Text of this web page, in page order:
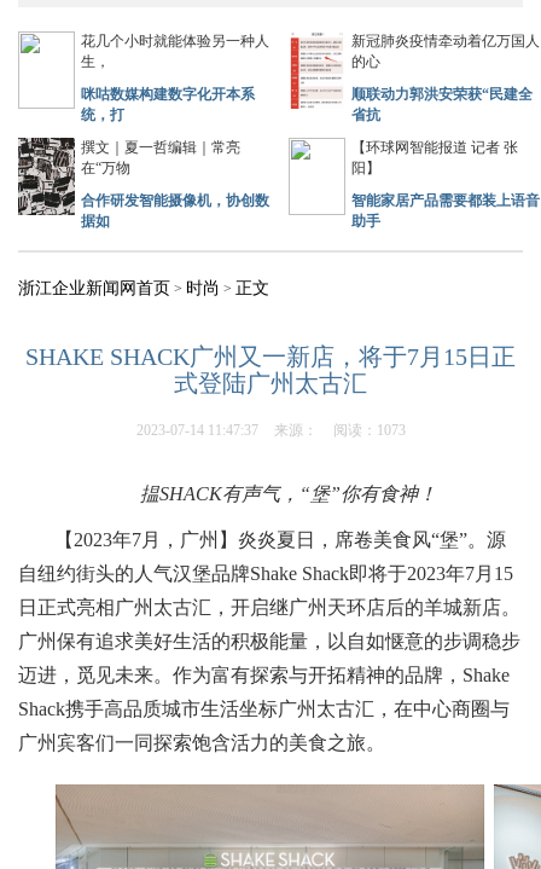
花几个小时就能体验另一种人
生，
咪咕数媒构建数字化开本系
统，打
新冠肺炎疫情牵动着亿万国人
的心
顺联动力郭洪安荣获“民建全
省抗
撰文｜夏一哲编辑｜常亮
在“万物
合作研发智能摄像机，协创数
据如
【环球网智能报道 记者 张
阳】
智能家居产品需要都装上语音
助手
浙江企业新闻网首页 > 时尚 > 正文
SHAKE SHACK广州又一新店，将于7月15日正
式登陆广州太古汇
2023-07-14 11:47:37 来源： 阅读：1073
揾SHACK有声气，“堡”你有食神！
【2023年7月，广州】炎炎夏日，席卷美食风“堡”。源
自纽约街头的人气汉堡品牌Shake Shack即将于2023年7月15
日正式亮相广州太古汇，开启继广州天环店后的羊城新店。
广州保有追求美好生活的积极能量，以自如惬意的步调稳步
迈进，觅见未来。作为富有探索与开拓精神的品牌，Shake
Shack携手高品质城市生活坐标广州太古汇，在中心商圈与
广州宾客们一同探索饱含活力的美食之旅。